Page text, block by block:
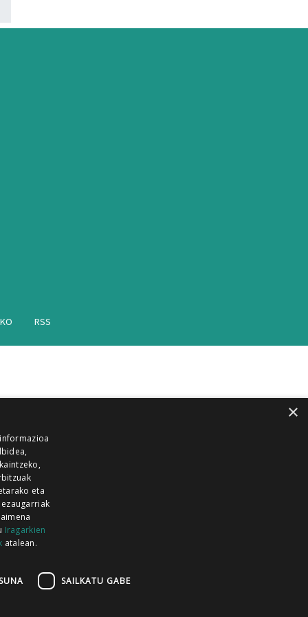
RSS
GUKA
GUKA
ZUMAIA GUKA
×
eta
Iragarkien
atalean.
SAILKATU GABE